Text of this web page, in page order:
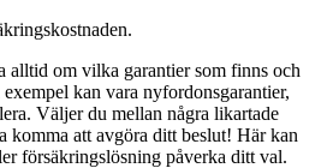
alltid om vilka garantier som finns och
kan vara nyfordonsgarantier,
Väljer du mellan några likartade
komma att avgöra ditt beslut! Här kan
försäkringslösning påverka ditt val.